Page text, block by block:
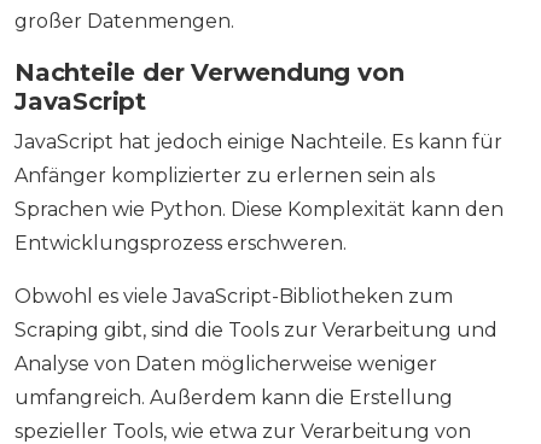
großer Datenmengen.
Nachteile der Verwendung von
JavaScript
JavaScript hat jedoch einige Nachteile. Es kann für
Anfänger komplizierter zu erlernen sein als
Sprachen wie Python. Diese Komplexität kann den
Entwicklungsprozess erschweren.
Obwohl es viele JavaScript-Bibliotheken zum
Scraping gibt, sind die Tools zur Verarbeitung und
Analyse von Daten möglicherweise weniger
umfangreich. Außerdem kann die Erstellung
spezieller Tools, wie etwa zur Verarbeitung von